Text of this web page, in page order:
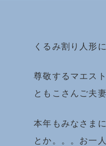
くるみ割り人形
尊敬するマエス
ともこさんご夫
本年もみなさま
とか。。。お一